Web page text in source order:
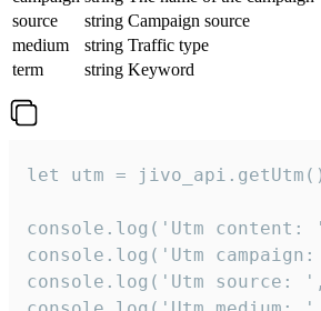
source
string Campaign source
medium
string Traffic type
term
string Keyword
let utm =
console.log('Utm
console.log('Utm
console.log('Utm source: